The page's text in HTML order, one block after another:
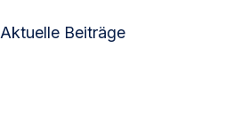
Aktuelle Beiträge